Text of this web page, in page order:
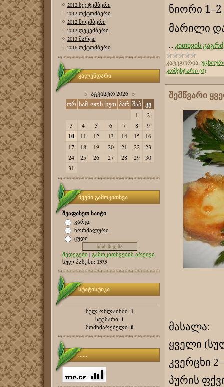
2012 სექტემბერი
2012 ოქტომბერი
2012 ნოემბერი
2012 დეკემბერი
2013 მარტი
2016 ოქტომბერი
კალენდარი
« აგვისტო 2026 »
ორ სამ ოთხ ხუთ პარ შაბ კვ
1
2
3
4 5 6 7 8 9
10 11 12 13 14 15
16
17
18 19 20 21 22
23
24
25 26 27 28 29
30
31
ჩვენი გამოკითხვა
შეაფასეთ საიტი
კარგი
ნორმალური
ცუდი
შედეგები | გამოკითხვების არქივი
სულ პასუხი: 1373
სტატისტიკა
სულ ონლაინში: 1
სტუმარი: 1
მომხმარებელი: 0
......
ნიორი
მარილი
...კითხვის
კატეგორია:
კომენტარი (0)
შემწვარი
მასალა:
ყველი
კვერცხი
პურის